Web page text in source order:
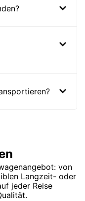
von
Langzeit- oder
jeder Reise